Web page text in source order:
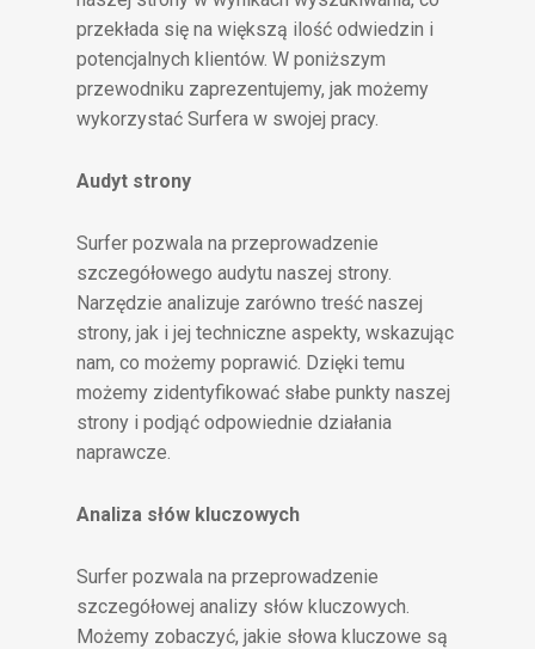
przekłada się na większą ilość odwiedzin i
potencjalnych klientów. W poniższym
przewodniku zaprezentujemy, jak możemy
wykorzystać Surfera w swojej pracy.
Audyt strony
Surfer pozwala na przeprowadzenie
szczegółowego audytu naszej strony.
Narzędzie analizuje zarówno treść naszej
strony, jak i jej techniczne aspekty, wskazując
nam, co możemy poprawić. Dzięki temu
możemy zidentyfikować słabe punkty naszej
strony i podjąć odpowiednie działania
naprawcze.
Analiza słów kluczowych
Surfer pozwala na przeprowadzenie
szczegółowej analizy słów kluczowych.
Możemy zobaczyć, jakie słowa kluczowe są